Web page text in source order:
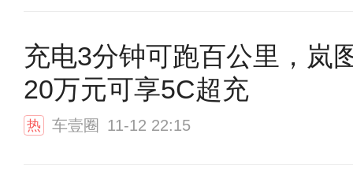
充电3分钟可跑百公里，岚
20万元可享5C超充
热 车壹圈 11-12 22:15